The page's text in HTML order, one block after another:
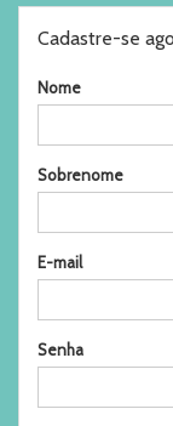
Cadastre-se
Nome
Sobrenome
E-mail
Senha